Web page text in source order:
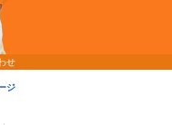
せ
ジ